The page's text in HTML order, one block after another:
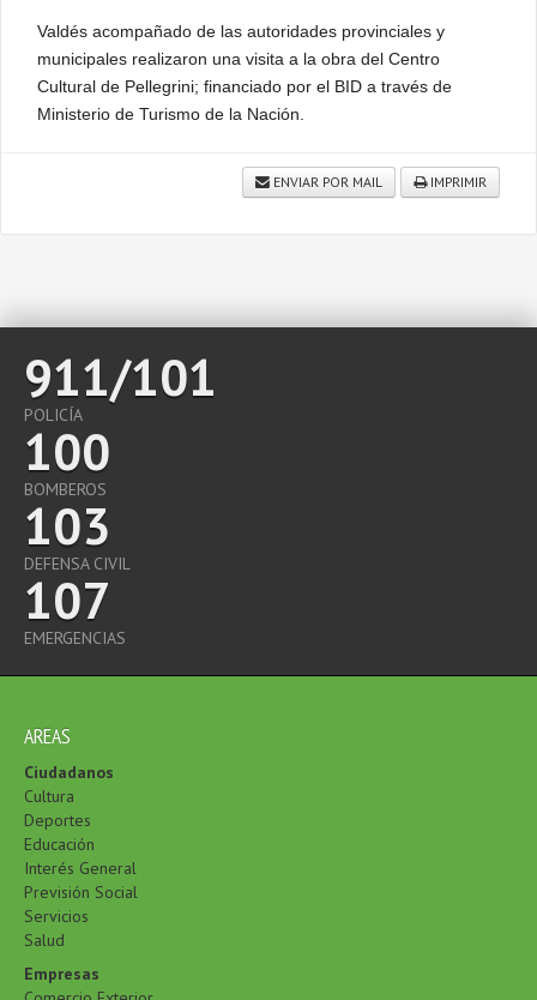
Valdés acompañado de las autoridades provinciales y
municipales realizaron una visita a la obra del Centro
Cultural de Pellegrini; financiado por el BID a través de
Ministerio de Turismo de la Nación.
ENVIAR POR MAIL IMPRIMIR
911/101
POLICÍA
100
BOMBEROS
103
DEFENSA CIVIL
107
EMERGENCIAS
AREAS
Ciudadanos
Cultura
Deportes
Educación
Interés General
Previsión Social
Servicios
Salud
Empresas